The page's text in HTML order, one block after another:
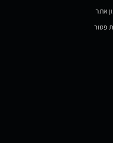
אתר
פטור